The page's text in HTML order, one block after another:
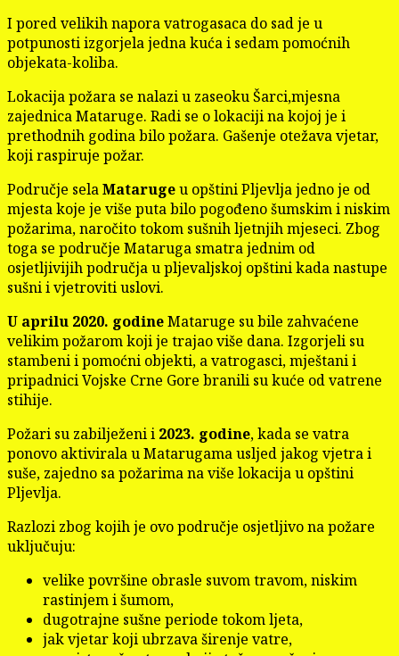
I pored velikih napora vatrogasaca do sad je u
potpunosti izgorjela jedna kuća i sedam pomoćnih
objekata-koliba.
Lokacija požara se nalazi u zaseoku Šarci,mjesna
zajednica Mataruge. Radi se o lokaciji na kojoj je i
prethodnih godina bilo požara. Gašenje otežava vjetar,
koji raspiruje požar.
Područje selaMatarugeu opštini Pljevlja jedno je od
mjesta koje je više puta bilo pogođeno šumskim i niskim
požarima, naročito tokom sušnih ljetnjih mjeseci. Zbog
toga se područje Mataruga smatra jednim od
osjetljivijih područja u pljevaljskoj opštini kada nastupe
sušni i vjetroviti uslovi.
U aprilu 2020. godineMataruge su bile zahvaćene
velikim požarom koji je trajao više dana. Izgorjeli su
stambeni i pomoćni objekti, a vatrogasci, mještani i
pripadnici Vojske Crne Gore branili su kuće od vatrene
stihije.
Požari su zabilježeni i 2023. godine, kada se vatra
ponovo aktivirala u Matarugama usljed jakog vjetra i
suše, zajedno sa požarima na više lokacija u opštini
Pljevlja.
Razlozi zbog kojih je ovo područje osjetljivo na požare
uključuju:
velike površine obrasle suvom travom, niskim
rastinjem i šumom,
dugotrajne sušne periode tokom ljeta,
jak vjetar koji ubrzava širenje vatre,